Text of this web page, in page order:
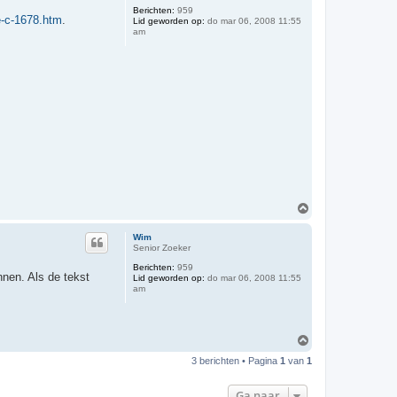
Berichten: 959
Lid geworden op: do mar 06, 2008 11:55
am
c-1678.htm.
Wim
Senior Zoeker
Berichten: 959
Lid geworden op: do mar 06, 2008 11:55
am
Als de tekst
h
3 berichten • Pagina 1 van 1